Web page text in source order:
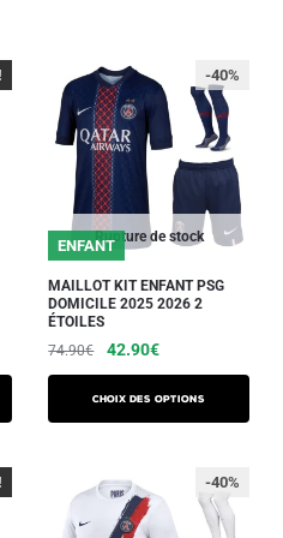
Rupture de stock
ENFANT
-40%
MAILLOT KIT ENFANT PSG
DOMICILE 2025 2026 2
ÉTOILES
74.90€
Le
prix
initial
était :
42.90€Le
prix
actuel
est :
Choix des options
produit
plusieurs
variations.
-40%